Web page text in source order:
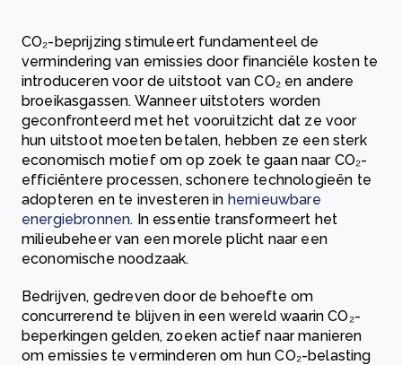
CO₂-beprijzing stimuleert fundamenteel de
vermindering van emissies door financiële kosten te
introduceren voor de uitstoot van CO₂ en andere
broeikasgassen. Wanneer uitstoters worden
geconfronteerd met het vooruitzicht dat ze voor
hun uitstoot moeten betalen, hebben ze een sterk
economisch motief om op zoek te gaan naar CO₂-
efficiëntere processen, schonere technologieën te
adopteren en te investeren in hernieuwbare
energiebronnen. In essentie transformeert het
milieubeheer van een morele plicht naar een
economische noodzaak.
Bedrijven, gedreven door de behoefte om
concurrerend te blijven in een wereld waarin CO₂-
beperkingen gelden, zoeken actief naar manieren
om emissies te verminderen om hun CO₂-belasting